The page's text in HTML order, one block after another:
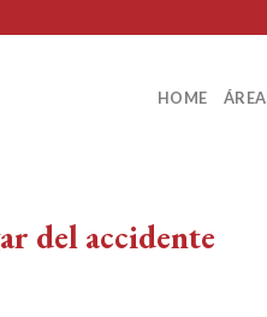
HOME
del accidente